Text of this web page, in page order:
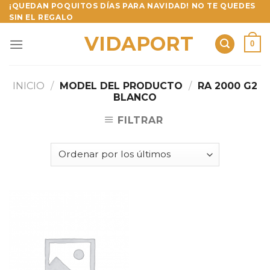
Skip
to
¡QUEDAN POQUITOS DÍAS PARA NAVIDAD! NO TE QUEDES
SIN EL REGALO
VIDAPORT 0
INICIO / MODEL DEL PRODUCTO / RA 2000 G2
BLANCO
FILTRAR